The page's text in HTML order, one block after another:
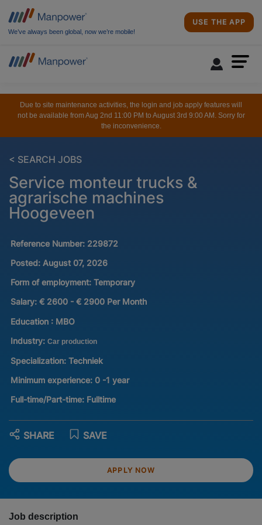
We’ve always been global, now we’re mobile!
USE THE APP
Due to site maintenance activities, the login and job apply features will
not be available from Aug 2nd 11:00 PM to August 3rd 9:00 AM. Sorry for
the inconvenience.
< SEARCH JOBS
Service monteur trucks &
agrarische machines
Hoogeveen
Reference Number: 229872
Posted: August 07, 2026
Form of employment: Temporary
Salary: € 2600 - € 2900 Per Month
Education : MBO
Industry: Car production
Specialization: Techniek
Minimum experience: 0 -1 year
Full-time/Part-time: Fulltime
APPLY NOW
SAVE
SHARE
Job description